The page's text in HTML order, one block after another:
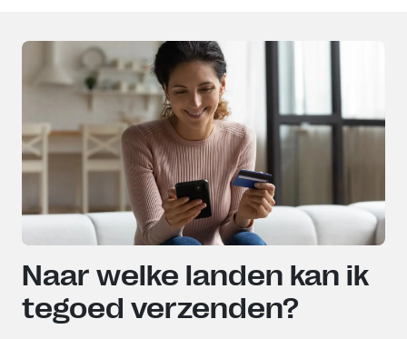
Naar welke landen kan ik
tegoed verzenden?